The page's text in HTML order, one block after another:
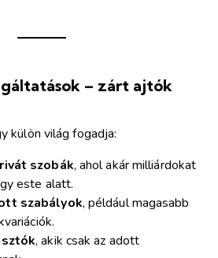
– zárt ajtók
külön világ fogadja:
szobák, ahol akár milliárdokat
este alatt.
szabályok, például magasabb
, akik csak az adott